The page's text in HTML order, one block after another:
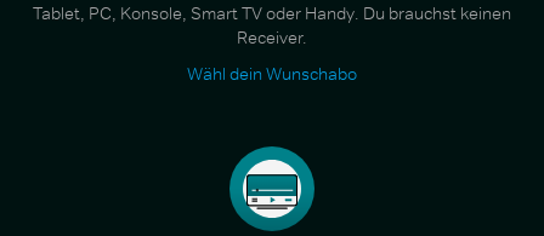
Tablet, PC, Konsole, Smart TV oder Handy. Du brauchst keinen
Receiver.
Wähl dein Wunschabo